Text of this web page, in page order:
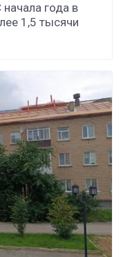
года в
1,5 тысячи